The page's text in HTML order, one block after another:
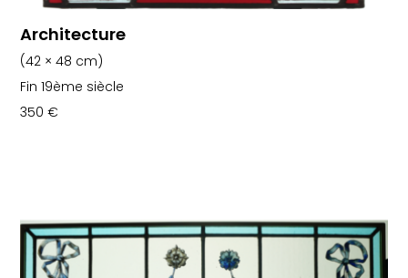
Architecture
(42 × 48 cm)
Fin 19ème siècle
350€